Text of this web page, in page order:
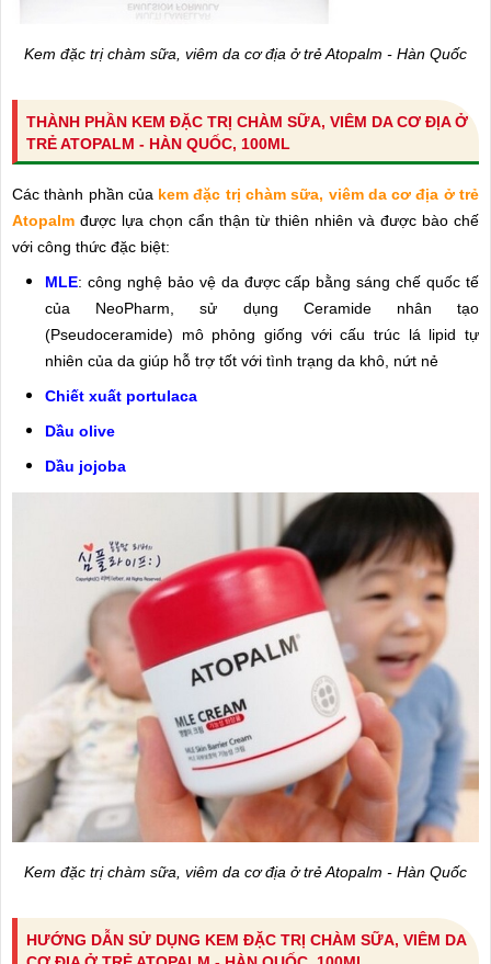
Kem đặc trị chàm sữa, viêm da cơ địa ở trẻ Atopalm - Hàn Quốc
THÀNH PHẦN KEM ĐẶC TRỊ CHÀM SỮA, VIÊM DA CƠ ĐỊA Ở
TRẺ ATOPALM - HÀN QUỐC, 100ML
Các thành phần của kem đặc trị chàm sữa, viêm da cơ địa ở trẻ
Atopalm được lựa chọn cẩn thận từ thiên nhiên và được bào chế
với công thức đặc biệt:
MLE: công nghệ bảo vệ da được cấp bằng sáng chế quốc tế
của NeoPharm, sử dụng Ceramide nhân tạo
(Pseudoceramide) mô phỏng giống với cấu trúc lá lipid tự
nhiên của da giúp hỗ trợ tốt với tình trạng da khô, nứt nẻ
Chiết xuất portulaca
Dầu olive
Dầu jojoba
Kem đặc trị chàm sữa, viêm da cơ địa ở trẻ Atopalm - Hàn Quốc
HƯỚNG DẪN SỬ DỤNG KEM ĐẶC TRỊ CHÀM SỮA, VIÊM DA